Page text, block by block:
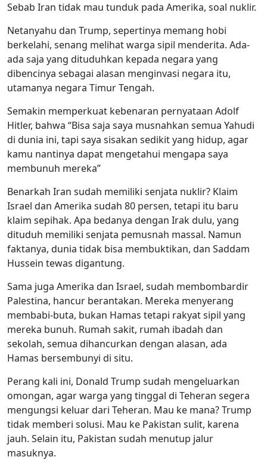
Sebab Iran tidak mau tunduk pada Amerika, soal nuklir.
Netanyahu dan Trump, sepertinya memang hobi
berkelahi, senang melihat warga sipil menderita. Ada-
ada saja yang dituduhkan kepada negara yang
dibencinya sebagai alasan menginvasi negara itu,
utamanya negara Timur Tengah.
Semakin memperkuat kebenaran pernyataan Adolf
Hitler, bahwa “Bisa saja saya musnahkan semua Yahudi
di dunia ini, tapi saya sisakan sedikit yang hidup, agar
kamu nantinya dapat mengetahui mengapa saya
membunuh mereka”
Benarkah Iran sudah memiliki senjata nuklir? Klaim
Israel dan Amerika sudah 80 persen, tetapi itu baru
klaim sepihak. Apa bedanya dengan Irak dulu, yang
dituduh memiliki senjata pemusnah massal. Namun
faktanya, dunia tidak bisa membuktikan, dan Saddam
Hussein tewas digantung.
Sama juga Amerika dan Israel, sudah membombardir
Palestina, hancur berantakan. Mereka menyerang
membabi-buta, bukan Hamas tetapi rakyat sipil yang
mereka bunuh. Rumah sakit, rumah ibadah dan
sekolah, semua dihancurkan dengan alasan, ada
Hamas bersembunyi di situ.
Perang kali ini, Donald Trump sudah mengeluarkan
omongan, agar warga yang tinggal di Teheran segera
mengungsi keluar dari Teheran. Mau ke mana? Trump
tidak memberi solusi. Mau ke Pakistan sulit, karena
jauh. Selain itu, Pakistan sudah menutup jalur
masuknya.